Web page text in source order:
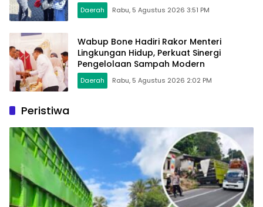
Daerah Rabu, 5 Agustus 2026 3:51 PM
Wabup Bone Hadiri Rakor Menteri
Lingkungan Hidup, Perkuat Sinergi
Pengelolaan Sampah Modern
Daerah Rabu, 5 Agustus 2026 2:02 PM
Peristiwa